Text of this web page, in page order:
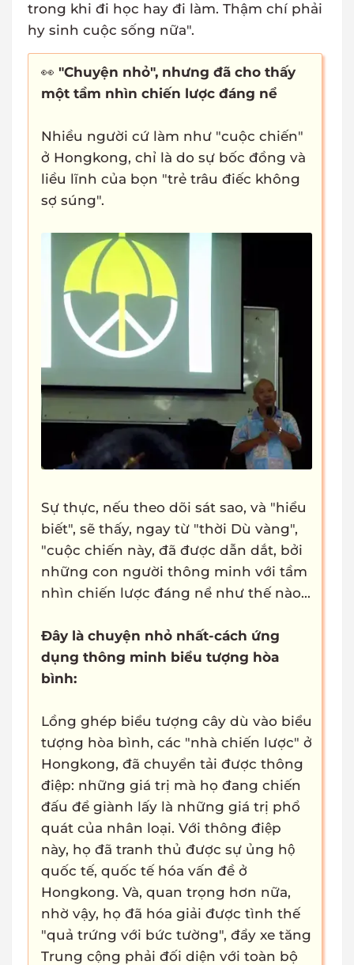
trong khi đi học hay đi làm. Thậm chí phải
hy sinh cuộc sống nữa".
👀 "Chuyện nhỏ", nhưng đã cho thấy
một tầm nhìn chiến lược đáng nể
Nhiều người cứ làm như "cuộc chiến"
ở Hongkong, chỉ là do sự bốc đồng và
liều lĩnh của bọn "trẻ trâu điếc không
sợ súng".
Sự thực, nếu theo dõi sát sao, và "hiểu
biết", sẽ thấy, ngay từ "thời Dù vàng",
"cuộc chiến này, đã được dẫn dắt, bởi
những con người thông minh với tầm
nhìn chiến lược đáng nể như thế nào...
Đây là chuyện nhỏ nhất-cách ứng
dụng thông minh biểu tượng hòa
bình:
Lồng ghép biểu tượng cây dù vào biểu
tượng hòa bình, các "nhà chiến lược" ở
Hongkong, đã chuyển tải được thông
điệp: những giá trị mà họ đang chiến
đấu để giành lấy là những giá trị phổ
quát của nhân loại. Với thông điệp
này, họ đã tranh thủ được sự ủng hộ
quốc tế, quốc tế hóa vấn đề ở
Hongkong. Và, quan trọng hơn nữa,
nhờ vậy, họ đã hóa giải được tình thế
"quả trứng với bức tường", đẩy xe tăng
Trung cộng phải đối diện với toàn bộ